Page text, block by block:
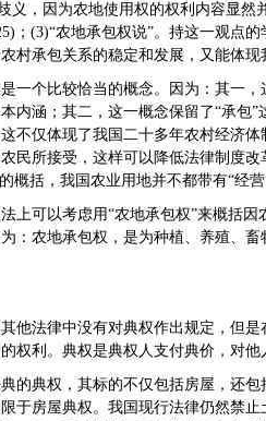
义，因为农地使用权的权利内容显
；(3)“农地承包权说”。持这一观点
村承包关系的稳定和发展，又能体
一个比较恰当的概念。因为：其一
内涵；其二，这一概念保留了“承包
不仅体现了我国二十多年农村经济
民所接受，这样可以降低法律制度
概括，我国农业用地并不都带有“
上可以考虑用“农地承包权”来概括
：农地承包权，是为种植、养殖、
他法律中没有对典权作出规定，但
的权利。典权是典权人支付典价，
的典权，其标的不仅包括房屋，还
于房屋典权。我国现行法律仍然禁